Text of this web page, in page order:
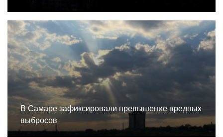
В Самаре зафиксировали превышение вредных
выбросов